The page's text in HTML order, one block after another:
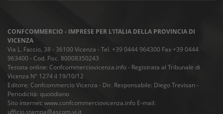
CONFCOMMERCIO - IMPRESE PER L'ITALIA DELLA PROVINCIA DI
VICENZA
Via L. Faccio, 38 - 36100 Vicenza - Tel. +39 0444 964300 Fax +39 0444
963400 - Cod. Fisc. 80008350243
Testata online: Confcommerciovicenza.info - Registrata al Tribunale di
Vicenza N° 1274 il 19/10/12
Editore: Confcommercio Vicenza - Dir. Responsabile: Diego Trevisan -
Periodicità: quotidiano
Sito internet: www.confcommerciovicenza.info E-mail:
ufficio.stampa@ascom.vi.it